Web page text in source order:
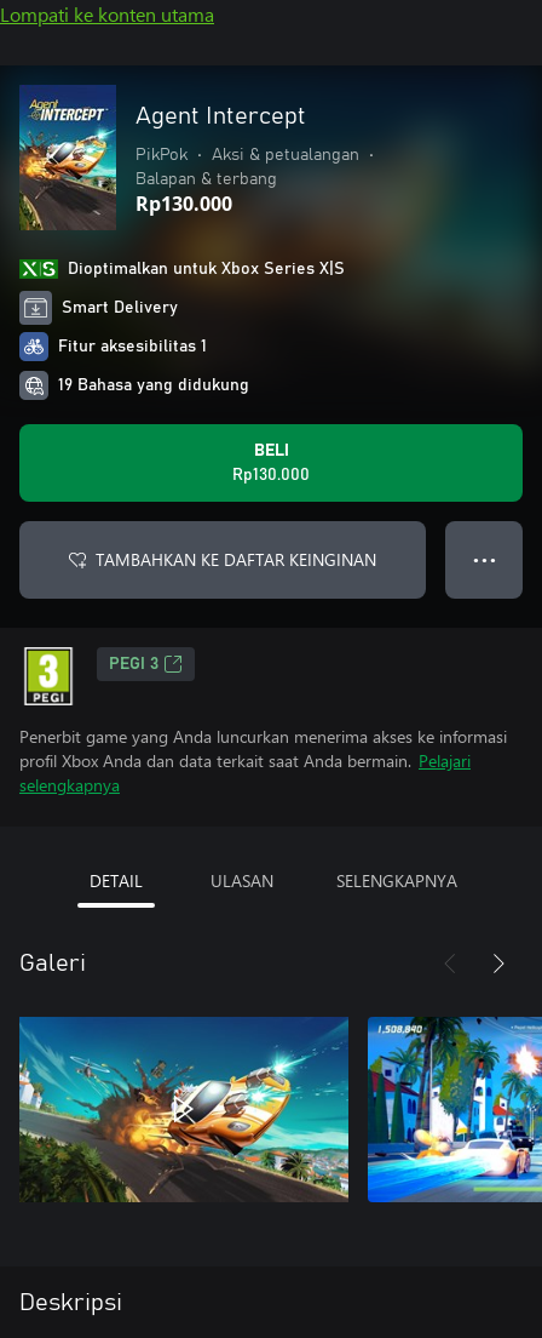
Lompati ke konten utama
Agent Intercept
PikPok • Aksi & petualangan
•
Balapan & terbang
Rp130.000
Dioptimalkan untuk Xbox Series X|S
Smart Delivery
Fitur aksesibilitas 1
19 Bahasa yang didukung
BELI
Rp130.000
TAMBAHKAN KE DAFTAR KEINGINAN ● ● ●
PEGI 3
Penerbit game yang Anda luncurkan menerima akses ke informasi
profil Xbox Anda dan data terkait saat Anda bermain. Pelajari
selengkapnya
DETAIL ULASAN SELENGKAPNYA
Galeri
Deskripsi